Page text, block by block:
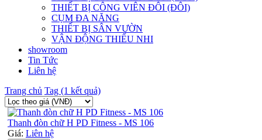
THIẾT BỊ CÔNG VIÊN ĐÔI (ĐÔI)
CỤM ĐA NĂNG
THIẾT BỊ SÂN VƯỜN
VẬN ĐỘNG THIẾU NHI
showroom
Tin Tức
Liên hệ
Trang chủ Tag (1 kết quả)
Thanh đòn chữ H PD Fitness - MS 106
Giá: Liên hệ